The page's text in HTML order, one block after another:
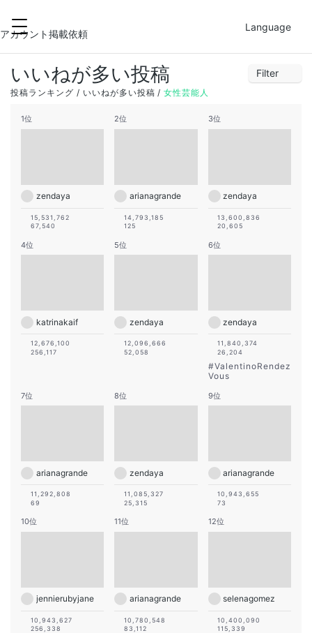
アカウント掲載依頼
Language
いいねが多い投稿
6
7
8 9 10 11 12
13
14
15 16
20
21
22 23 24
28
2
2 3
7
15
16 17 18 19 20
21
Filter
投稿ランキング いいねが多い投稿 女性芸能人
1位
zendaya
15,531,762
67,540
2位
arianagrande
14,793,185
125
3位
zendaya
13,600,836
20,605
4位
katrinakaif
12,676,100
256,117
5位
zendaya
12,096,666
52,058
6位
zendaya
11,840,374
26,204
#ValentinoRendez
Vous
7位
arianagrande
11,292,808
69
8位
zendaya
11,085,327
25,315
9位
arianagrande
10,943,655
73
10位
jennierubyjane
10,943,627
256,338
11位
arianagrande
10,780,548
83,112
12位
selenagomez
10,400,090
115,339